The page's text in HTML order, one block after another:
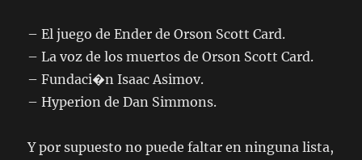
– El juego de Ender de Orson Scott Card.
– La voz de los muertos de Orson Scott Card.
– Fundaci�n Isaac Asimov.
– Hyperion de Dan Simmons.
Y por supuesto no puede faltar en ninguna lista,